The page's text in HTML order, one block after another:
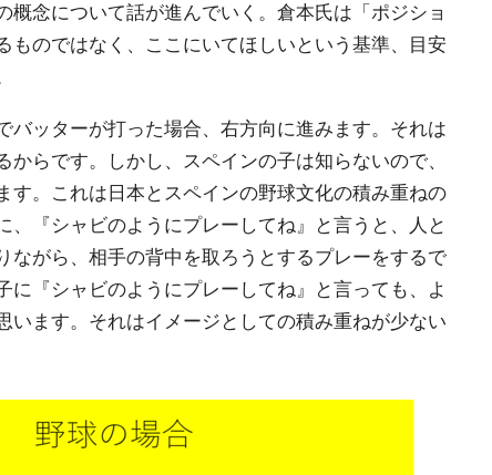
概念について話が進んでいく。倉本氏は「ポジショ
ものではなく、ここにいてほしいという基準、目安
バッターが打った場合、右方向に進みます。それは
からです。しかし、スペインの子は知らないので、
す。これは日本とスペインの野球文化の積み重ねの
、『シャビのようにプレーしてね』と言うと、人と
ながら、相手の背中を取ろうとするプレーをするで
に『シャビのようにプレーしてね』と言っても、よ
います。それはイメージとしての積み重ねが少ない